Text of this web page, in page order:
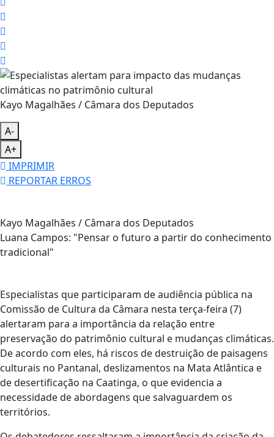
Kayo Magalhães / Câmara dos Deputados
A-
A+
IMPRIMIR
REPORTAR ERROS
Kayo Magalhães / Câmara dos Deputados
Luana Campos: "Pensar o futuro a partir do conhecimento
tradicional"
Especialistas que participaram de audiência pública na
Comissão de Cultura da Câmara nesta terça-feira (7)
alertaram para a importância da relação entre
preservação do patrimônio cultural e mudanças climáticas.
De acordo com eles, há riscos de destruição de paisagens
culturais no Pantanal, deslizamentos na Mata Atlântica e
de desertificação na Caatinga, o que evidencia a
necessidade de abordagens que salvaguardem os
territórios.